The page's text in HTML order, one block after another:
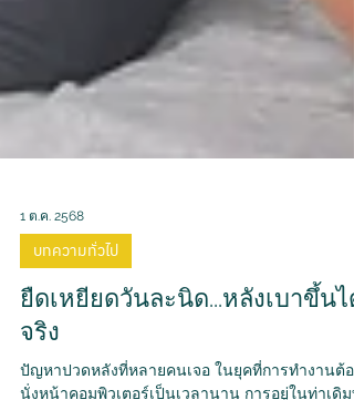
1 ต.ค. 2568
บทความทั่วไป
จริง